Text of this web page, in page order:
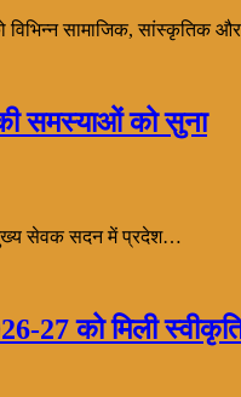
विभिन्न सामाजिक, सांस्कृतिक
समस्याओं को सुना
मुख्य सेवक सदन में प्रदेश…
27 को मिली